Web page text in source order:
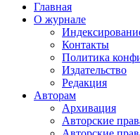
Главная
О журнале
Контакты
Политика
Издательство
Редакция
Авторам
Архивация
Авторские